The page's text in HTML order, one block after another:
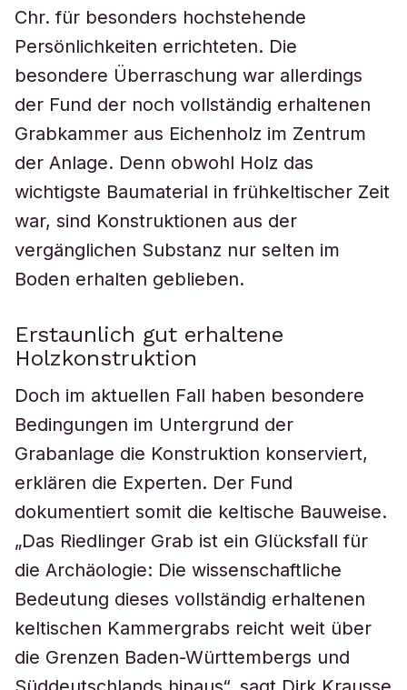
Chr. für besonders hochstehende
Persönlichkeiten errichteten. Die
besondere Überraschung war allerdings
der Fund der noch vollständig erhaltenen
Grabkammer aus Eichenholz im Zentrum
der Anlage. Denn obwohl Holz das
wichtigste Baumaterial in frühkeltischer Zeit
war, sind Konstruktionen aus der
vergänglichen Substanz nur selten im
Boden erhalten geblieben.
Erstaunlich gut erhaltene
Holzkonstruktion
Doch im aktuellen Fall haben besondere
Bedingungen im Untergrund der
Grabanlage die Konstruktion konserviert,
erklären die Experten. Der Fund
dokumentiert somit die keltische Bauweise.
„Das Riedlinger Grab ist ein Glücksfall für
die Archäologie: Die wissenschaftliche
Bedeutung dieses vollständig erhaltenen
keltischen Kammergrabs reicht weit über
die Grenzen Baden-Württembergs und